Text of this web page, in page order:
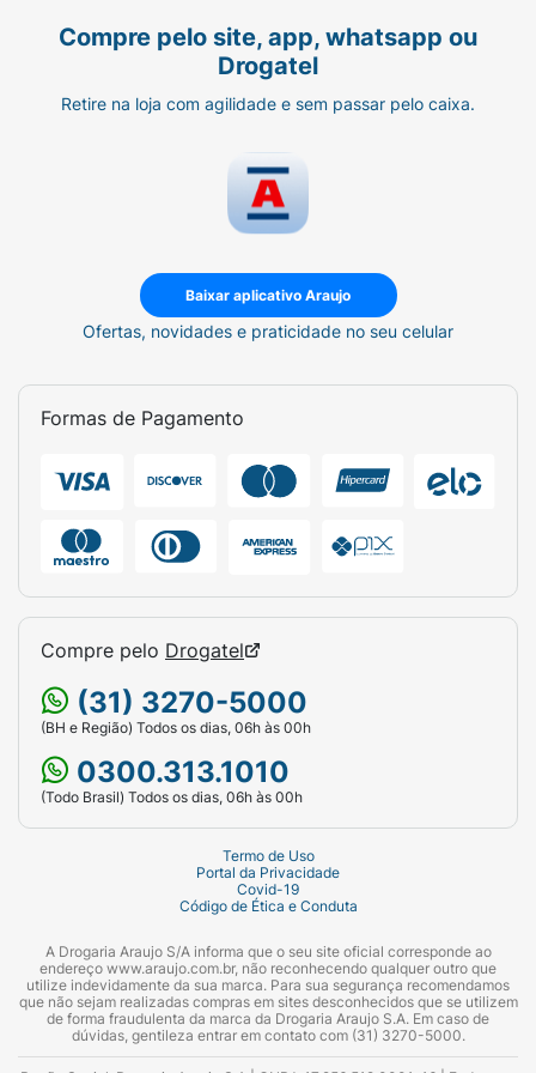
estabilizantes: maltitol, goma guar, goma
xantana, fermentos químicos: bicarbonato de
sódio e pirofosfato ácido de sódio,
emulsificantes: mono e diglicerídeos de
conservadores: propionato de sódio e
sorbato de potássio, aromatizante,
edulcorantes: acessulfame de potássio e
ALÉRGICOS:
Contém ovo e derivados de
trigo, soja e leite. Pode conter centeio,
Compre pelo site, app, whatsapp ou
Drogatel
Retire na loja com agilidade e sem passar pelo caixa.
Baixar aplicativo Araujo
Ofertas, novidades e praticidade no seu celular
Formas de Pagamento
Compre pelo Drogatel
(31) 3270-5000
(BH e Região) Todos os dias, 06h às 00h
0300.313.1010
(Todo Brasil) Todos os dias, 06h às 00h
Termo de Uso
Portal da Privacidade
Covid-19
Código de Ética e Conduta
A Drogaria Araujo S/A informa que o seu site oficial corresponde ao
endereço www.araujo.com.br, não reconhecendo qualquer outro que
utilize indevidamente da sua marca. Para sua segurança recomendamos
que não sejam realizadas compras em sites desconhecidos que se utilizem
de forma fraudulenta da marca da Drogaria Araujo S.A. Em caso de
dúvidas, gentileza entrar em contato com (31) 3270-5000.